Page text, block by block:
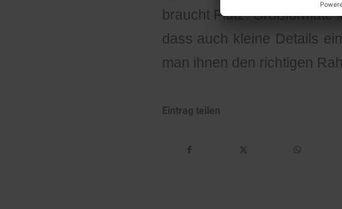
braucht Platz. Großformate
dass auch kleine Details
man ihnen den richtigen
Eintrag teilen